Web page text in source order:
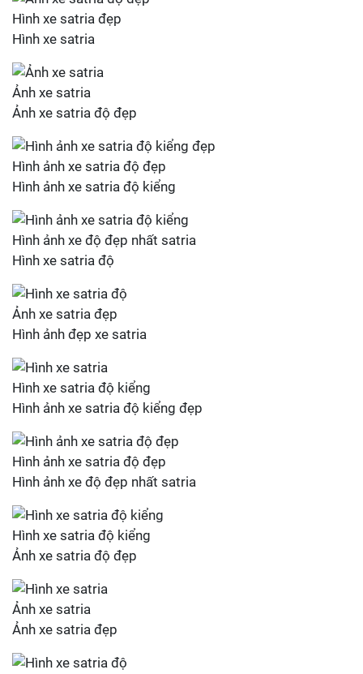
Hình xe satria đẹp
Hình xe satria
Ảnh xe satria
Ảnh xe satria độ đẹp
Hình ảnh xe satria độ đẹp
Hình ảnh xe satria độ kiểng
Hình ảnh xe độ đẹp nhất satria
Hình xe satria độ
Ảnh xe satria đẹp
Hình ảnh đẹp xe satria
Hình xe satria độ kiểng
Hình ảnh xe satria độ kiểng đẹp
Hình ảnh xe satria độ đẹp
Hình ảnh xe độ đẹp nhất satria
Hình xe satria độ kiểng
Ảnh xe satria độ đẹp
Ảnh xe satria
Ảnh xe satria đẹp